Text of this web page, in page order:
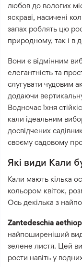
любов до вологих
яскраві, насичені
запах роблять цю
природному, так і в
Вони є відмінним
елегантність та
слугувати чудовим
додаючи
Водночас їхня
кали ідеальним
досвідчених
своєму садовому
Які види Кали
Кали мають кілька
кольором квіток,
Ось декілька з
Zantedeschia
найпоширеніший вид,
зелене листя. Цей
рости навіть у